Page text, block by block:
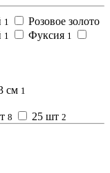
1 Розовое золото
1 Фуксия 1
см 1
8 25 шт 2